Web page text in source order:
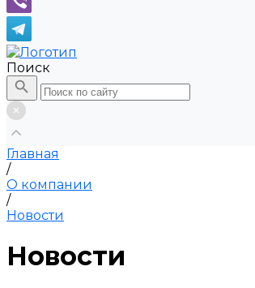
Поиск
Главная
/
О компании
/
Новости
Новости